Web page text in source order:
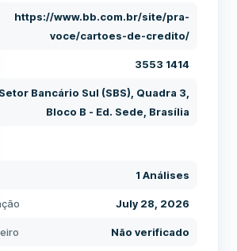
https://www.bb.com.br/site/pra-
voce/cartoes-de-credito/
3553 1414
Setor Bancário Sul (SBS), Quadra 3,
Bloco B - Ed. Sede, Brasília
1 Análises
July 28, 2026
Não verificado